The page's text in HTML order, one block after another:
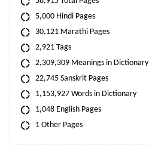
5,000 Hindi Pages
30,121 Marathi Pages
2,921 Tags
2,309,309 Meanings in Dictionary
22,745 Sanskrit Pages
1,153,927 Words in Dictionary
1,048 English Pages
1 Other Pages